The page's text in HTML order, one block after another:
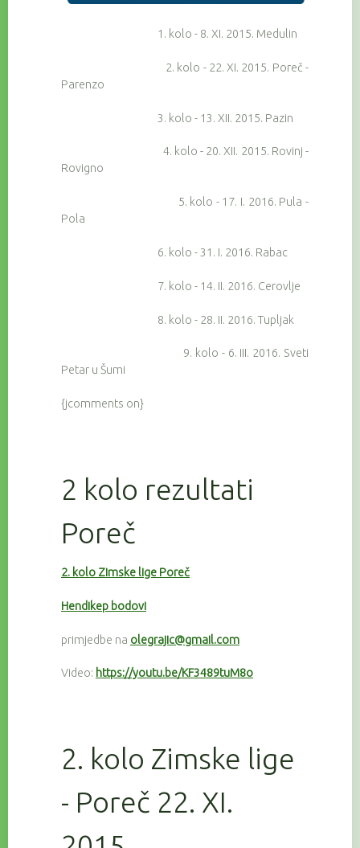
1. kolo - 8. XI. 2015. Medulin
2. kolo - 22. XI. 2015. Poreč -
Parenzo
3. kolo - 13. XII. 2015. Pazin
4. kolo - 20. XII. 2015. Rovinj -
Rovigno
5. kolo - 17. I. 2016. Pula -
Pola
6. kolo - 31. I. 2016. Rabac
7. kolo - 14. II. 2016. Cerovlje
8. kolo - 28. II. 2016. Tupljak
9. kolo - 6. III. 2016. Sveti
Petar u Šumi
{jcomments on}
2 kolo rezultati
Poreč
2. kolo Zimske lige Poreč
Hendikep bodovi
primjedbe na olegrajic@gmail.com
Video: https://youtu.be/KF3489tuM8o
2. kolo Zimske lige
- Poreč 22. XI.